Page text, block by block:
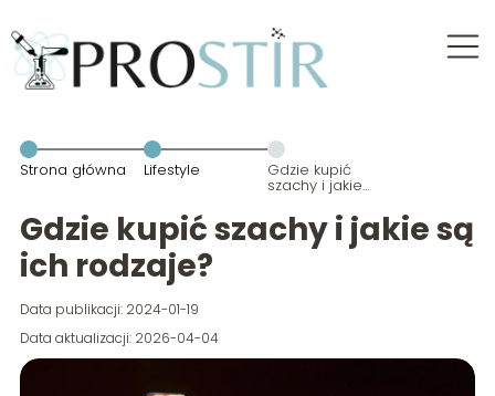
Strona główna Lifestyle Gdzie kupić
szachy i jakie
rodzaje?
Gdzie kupić szachy i jakie są
ich rodzaje?
Data publikacji: 2024-01-19
Data aktualizacji: 2026-04-04